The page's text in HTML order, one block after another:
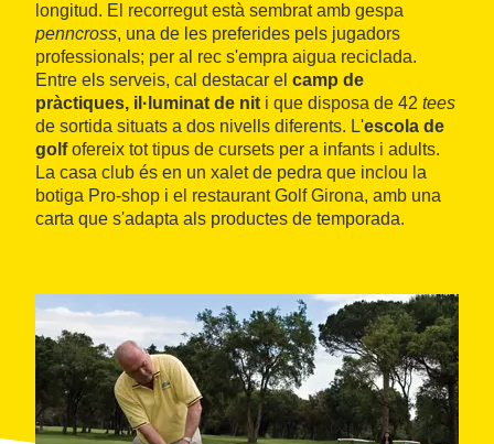
longitud. El recorregut està sembrat amb gespa
penncross, una de les preferides pels jugadors
professionals; per al rec s'empra aigua reciclada.
Entre els serveis, cal destacar el camp de
pràctiques, il·luminat de nit i que disposa de 42 tees
de sortida situats a dos nivells diferents. L'escola de
golfofereix tot tipus de cursets per a infants i adults.
La casa club és en un xalet de pedra que inclou la
botiga Pro-shop i el restaurant Golf Girona, amb una
carta que s'adapta als productes de temporada.